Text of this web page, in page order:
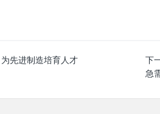
先进制造培育人才 下
急